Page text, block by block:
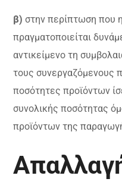
β)στην περίπτωση που
πραγματοποιείται
αντικείμενο τη
τους συνεργαζόμενους
ποσότητες προϊόντων
συνολικής ποσότητας
προϊόντων της